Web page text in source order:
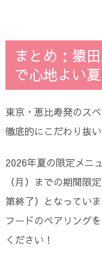
まとめ：猿
で心地よい
東京・恵比寿発のス
徹底的にこだわり抜
2026年夏の限定メニ
（月）までの期間限
第終了）となってい
フードのペアリング
ください！